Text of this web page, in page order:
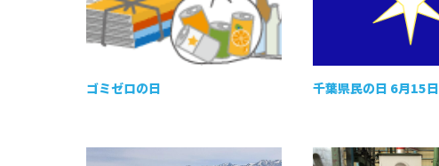
ゴミゼロの日 千葉県民の日 6月15日